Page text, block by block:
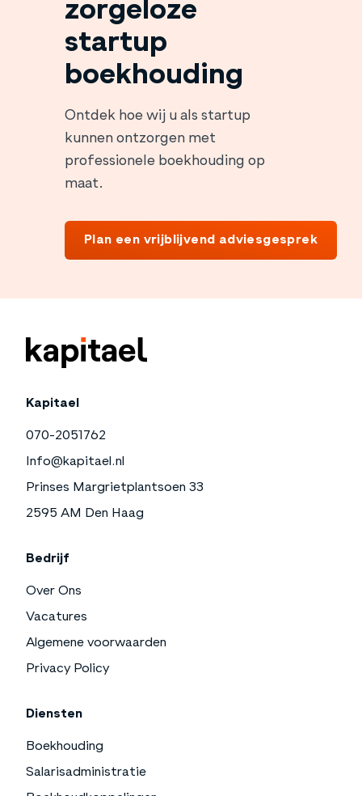
zorgeloze
startup
boekhouding
Ontdek hoe wij u als startup
kunnen ontzorgen met
professionele boekhouding op
maat.
Plan een vrijblijvend adviesgesprek
Kapitael
070-2051762
Info@kapitael.nl
Prinses Margrietplantsoen 33
2595 AM Den Haag
Bedrijf
Over Ons
Vacatures
Algemene voorwaarden
Privacy Policy
Diensten
Boekhouding
Salarisadministratie